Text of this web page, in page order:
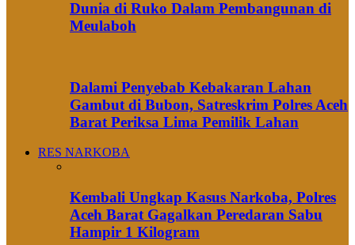
Dunia di Ruko Dalam Pembangunan di
Meulaboh
Dalami Penyebab Kebakaran Lahan
Gambut di Bubon, Satreskrim Polres Aceh
Barat Periksa Lima Pemilik Lahan
RES NARKOBA
Kembali Ungkap Kasus Narkoba, Polres
Aceh Barat Gagalkan Peredaran Sabu
Hampir 1 Kilogram